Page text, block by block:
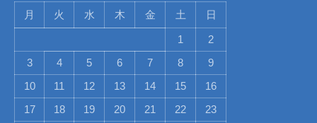
月 火 水 木 金 土 日
1 2
3 4 5 6 7 8 9
10 11 12 13 14 15 16
17 18 19 20 21 22 23